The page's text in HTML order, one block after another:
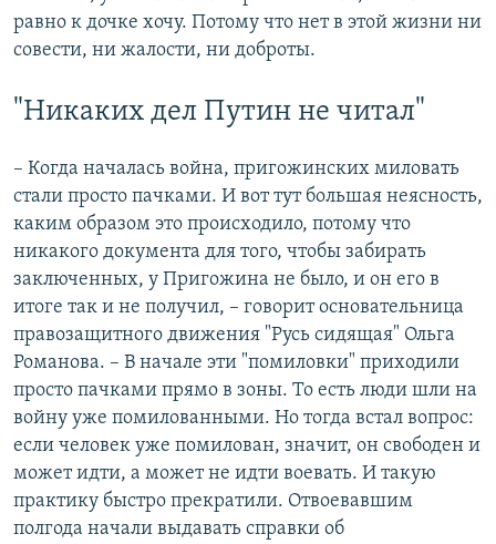
равно к дочке хочу. Потому что нет в этой жизни ни
совести, ни жалости, ни доброты.
"Никаких дел Путин не читал"
– Когда началась война, пригожинских миловать
стали просто пачками. И вот тут большая неясность,
каким образом это происходило, потому что
никакого документа для того, чтобы забирать
заключенных, у Пригожина не было, и он его в
итоге так и не получил, – говорит основательница
правозащитного движения "Русь сидящая" Ольга
Романова. – В начале эти "помиловки" приходили
просто пачками прямо в зоны. То есть люди шли на
войну уже помилованными. Но тогда встал вопрос:
если человек уже помилован, значит, он свободен и
может идти, а может не идти воевать. И такую
практику быстро прекратили. Отвоевавшим
полгода начали выдавать справки об